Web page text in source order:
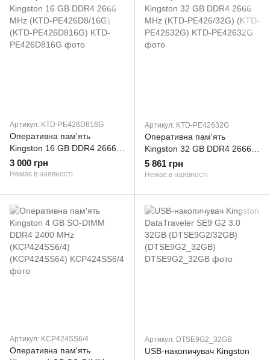
Артикул: KTD-PE426D816G
Оперативна пам'ять
Kingston 16 GB DDR4 2666
MHz (KTD-PE426D8/16G)
(KTD-PE426D816G)
3 000 грн
Немає в наявності
Артикул: KTD-PE42632G
Оперативна пам'ять
Kingston 32 GB DDR4 2666
MHz (KTD-PE426/32G) (KTD-
PE42632G)
5 861 грн
Немає в наявності
Артикул: KCP424SS6/4
Оперативна пам'ять
Артикул: DTSE9G2_32GB
USB-накопичувач Kingston